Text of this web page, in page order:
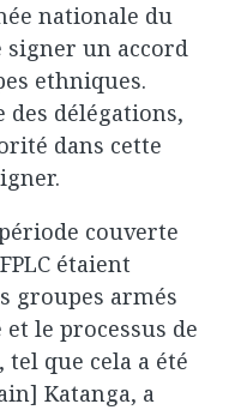
nationale du
signer un accord
ethniques.
des délégations,
dans cette
couverte
étaient
groupes armés
le processus de
que cela a été
Katanga, a